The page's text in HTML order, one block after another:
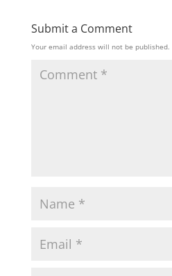
Submit a Comment
Your email address will not be published.